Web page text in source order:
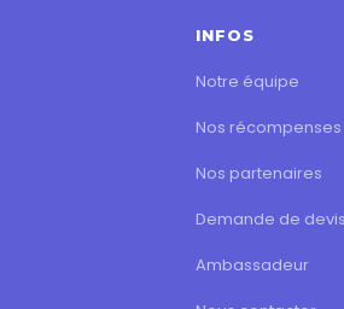
INFOS
Notre équipe
Nos récompenses
Nos partenaires
Demande de devis
Ambassadeur